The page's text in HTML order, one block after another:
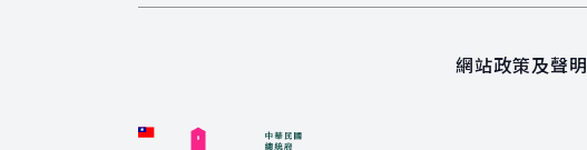
網站政策及聲明